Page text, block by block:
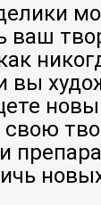
ваш
вы